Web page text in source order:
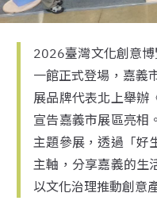
2026臺灣文化創意
一館正式登場，嘉義
展品牌代表北上舉辦
宣告嘉義市展區亮相
主題參展，透過「好
主軸，分享嘉義的生
以文化治理推動創意